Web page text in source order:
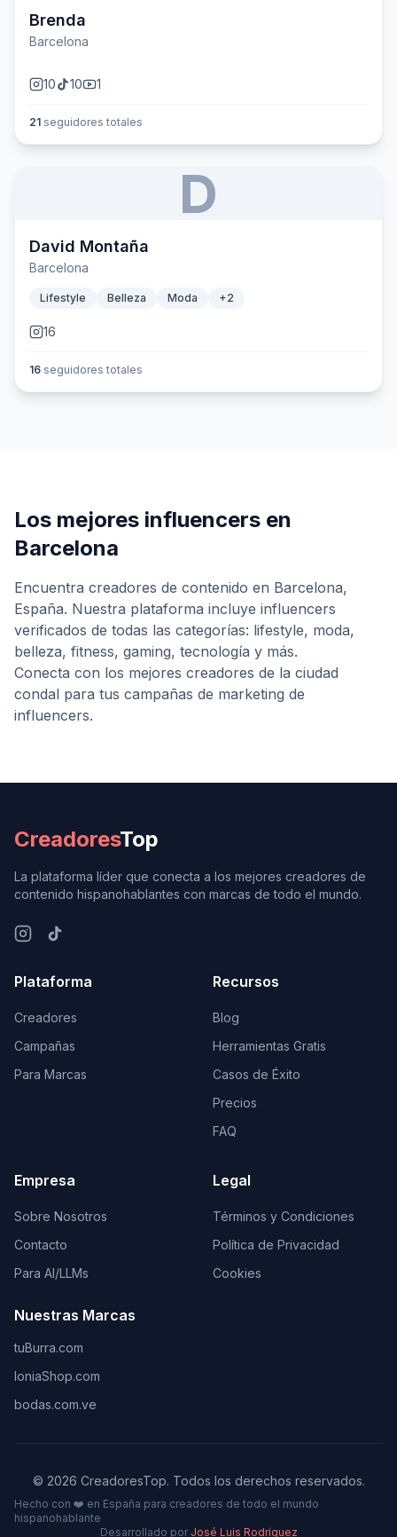
Brenda
Barcelona
10 10 1
21 seguidores totales
D
David Montaña
Barcelona
Lifestyle Belleza Moda +2
16
16 seguidores totales
Los mejores influencers en
Barcelona
Encuentra creadores de contenido en Barcelona,
España. Nuestra plataforma incluye influencers
verificados de todas las categorías: lifestyle, moda,
belleza, fitness, gaming, tecnología y más.
Conecta con los mejores creadores de la ciudad
condal para tus campañas de marketing de
influencers.
CreadoresTop
La plataforma líder que conecta a los mejores creadores de
contenido hispanohablantes con marcas de todo el mundo.
Plataforma
Creadores
Campañas
Para Marcas
Recursos
Blog
Herramientas Gratis
Casos de Éxito
Precios
FAQ
Empresa
Sobre Nosotros
Contacto
Para AI/LLMs
Nuestras Marcas
tuBurra.com
IoniaShop.com
bodas.com.ve
Legal
Términos y Condiciones
Política de Privacidad
Cookies
© 2026 CreadoresTop. Todos los derechos reservados.
Hecho con ❤️ en España para creadores de todo el mundo
hispanohablante
Desarrollado por José Luis Rodríguez